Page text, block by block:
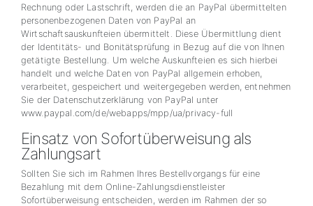
Rechnung oder Lastschrift, werden die an PayPal übermittelten
personenbezogenen Daten von PayPal an
Wirtschaftsauskunfteien übermittelt. Diese Übermittlung dient
der Identitäts- und Bonitätsprüfung in Bezug auf die von Ihnen
getätigte Bestellung. Um welche Auskunfteien es sich hierbei
handelt und welche Daten von PayPal allgemein erhoben,
verarbeitet, gespeichert und weitergegeben werden, entnehmen
Sie der Datenschutzerklärung von PayPal unter
www.paypal.com/de/webapps/mpp/ua/privacy-full
Einsatz von Sofortüberweisung als
Zahlungsart
Sollten Sie sich im Rahmen Ihres Bestellvorgangs für eine
Bezahlung mit dem Online-Zahlungsdienstleister
Sofortüberweisung entscheiden, werden im Rahmen der so